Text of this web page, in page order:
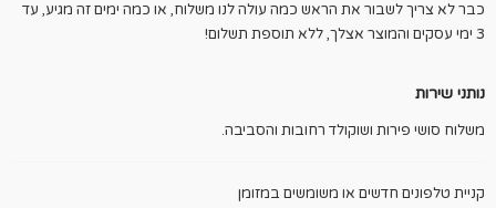
כבר לא צריך לשבור את הראש כמה עולה לנו משלוח, או כמה ימים זה מגיע, עד
3 ימי עסקים והמוצר אצלך, ללא תוספת תשלום!
נותני שירות
משלוח סושי פירות ושוקולד רחובות והסביבה.
קניית טלפונים חדשים או משומשים במזומן